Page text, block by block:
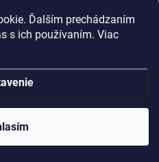
Ďalším prechádzaním
s ich používaním. Viac
. Všetky práva vyhradené.